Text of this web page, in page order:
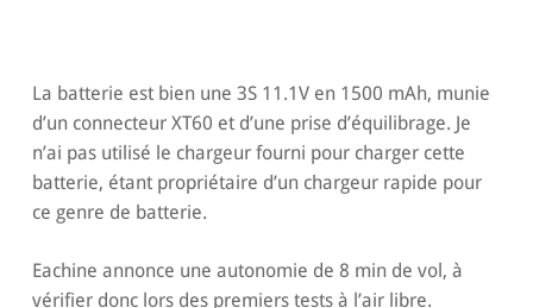
La batterie est bien une 3S 11.1V en 1500 mAh, munie
d’un connecteur XT60 et d’une prise d’équilibrage. Je
n’ai pas utilisé le chargeur fourni pour charger cette
batterie, étant propriétaire d’un chargeur rapide pour
ce genre de batterie.
Eachine annonce une autonomie de 8 min de vol, à
vérifier donc lors des premiers tests à l’air libre.